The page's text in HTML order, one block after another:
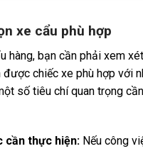
xe cẩu phù hợp
hàng, bạn cần phải xem
được chiếc xe phù hợp với
số tiêu chí quan trọng
cần thực hiện: Nếu công